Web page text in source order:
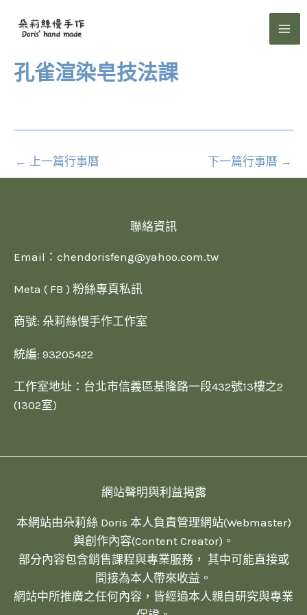
孔雀渲染皂技法課
← 上一篇行事曆 下一篇行事曆 →
聯絡資訊
Email： chendorisfeng@yahoo.com.tw
Meta ( FB ) 粉絲專頁私訊
商號: 朵莉絲慢手作工作室
統編: 93205422
工作室地址：台北市信義區基隆路一段432號13樓之2
(1302室)
網站聲明與利益揭露
本網站由朵莉絲 Doris 本人負責管理網站(Webmaster)
與創作內容(Content Creator)。
部分內容包含銷售課程與專業服務， 其中可能直接或
間接為本人帶來收益。
網站中所推廣之任何內容，皆經過本人親自研究與專業